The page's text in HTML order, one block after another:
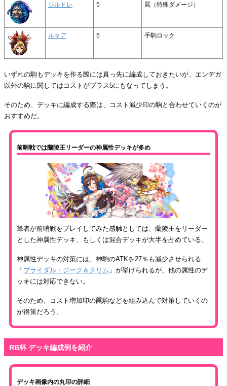
ジルドレ 5 罠（特殊ダメージ）
ルキア 5 手駒ロック
いずれの駒もデッキを作る際には真っ先に編成しておきたいが、エンデガ
以外の駒に関してはコストがプラス5にもなってしまう。
そのため、デッキに編成する際は、コスト減少印の駒と合わせていくのが
おすすめだ。
前哨戦では蘭陵王リーダーの神属性デッキが多め
筆者が前哨戦をプレイしてみた感触としては、蘭陵王をリーダー
とした神属性デッキ、もしくは混合デッキが大半を占めている。
神属性デッキの対策には、神駒のATKを27％も減少させられる
「 ブライダル・ジーク＆クリム 」が挙げられるが、他の属性のデ
ッキには対応できない。
そのため、コスト増加印の罠駒などを組み込んで対策していくの
が得策だろう。
RB杯 デッキ編成例を紹介
デッキ画像内の丸印の詳細